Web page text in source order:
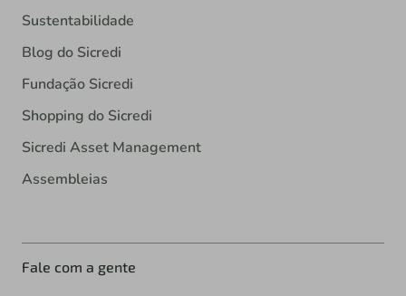
Sustentabilidade
Blog do Sicredi
Fundação Sicredi
Shopping do Sicredi
Sicredi Asset Management
Assembleias
Fale com a gente